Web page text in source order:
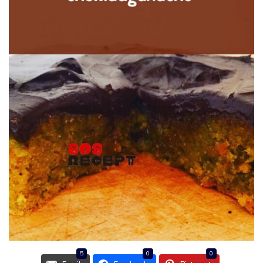
5 0 0